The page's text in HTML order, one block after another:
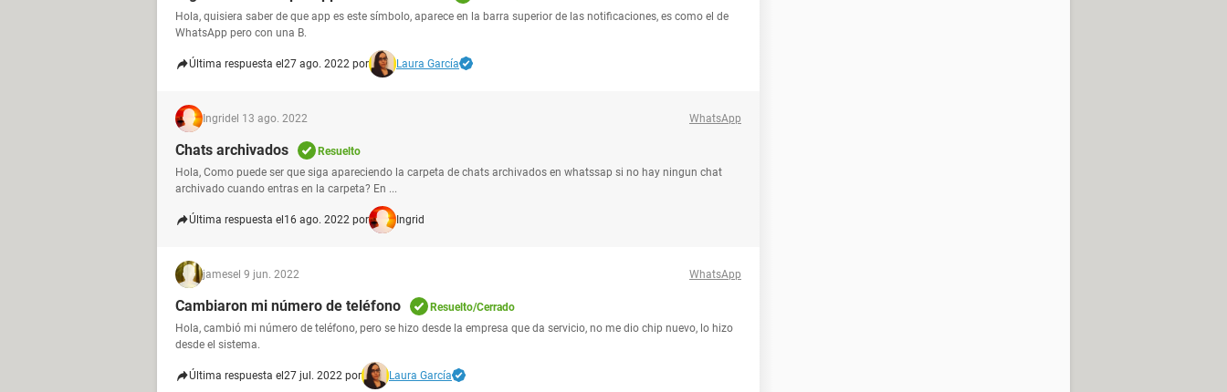
Hola, quisiera saber de que app es este símbolo, aparece en la barra superior de las notificaciones, es como el de
WhatsApp pero con una B.
Última respuesta el 27 ago. 2022 por Laura García
Ingridel 13 ago. 2022 WhatsApp
Chats archivados
Resuelto
Hola, Como puede ser que siga apareciendo la carpeta de chats archivados en whatssap si no hay ningun chat
archivado cuando entras en la carpeta? En ...
Última respuesta el 16 ago. 2022 por Ingrid
jamesel 9 jun. 2022 WhatsApp
Cambiaron mi número de teléfono
Resuelto/Cerrado
Hola, cambió mi número de teléfono, pero se hizo desde la empresa que da servicio, no me dio chip nuevo, lo hizo
desde el sistema.
Última respuesta el 27 jul. 2022 por Laura García